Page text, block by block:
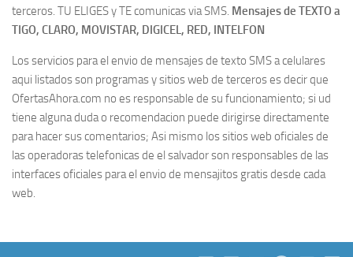
terceros. TU ELIGES y TE comunicas via SMS. Mensajes de TEXTO a
TIGO, CLARO, MOVISTAR, DIGICEL, RED, INTELFON
Los servicios para el envio de mensajes de texto SMS a celulares
aqui listados son programas y sitios web de terceros es decir que
OfertasAhora.com no es responsable de su funcionamiento; si ud
tiene alguna duda o recomendacion puede dirigirse directamente
para hacer sus comentarios; Asi mismo los sitios web oficiales de
las operadoras telefonicas de el salvador son responsables de las
interfaces oficiales para el envio de mensajitos gratis desde cada
web.